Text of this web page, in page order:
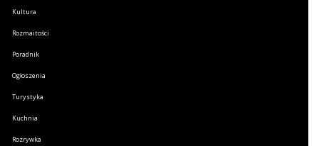
Kultura
Rozmaitości
Poradnik
Ogłoszenia
Turystyka
Kuchnia
Rozrywka